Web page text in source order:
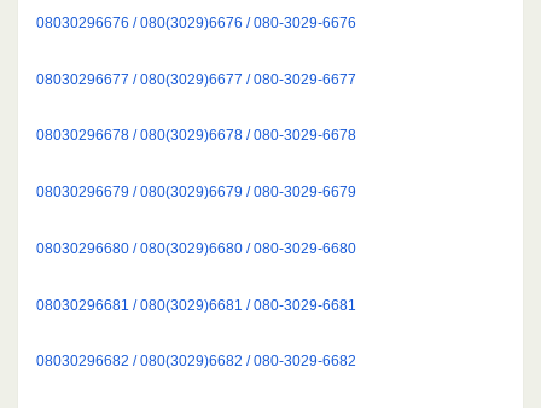
08030296676 / 080(3029)6676 / 080-3029-6676
08030296677 / 080(3029)6677 / 080-3029-6677
08030296678 / 080(3029)6678 / 080-3029-6678
08030296679 / 080(3029)6679 / 080-3029-6679
08030296680 / 080(3029)6680 / 080-3029-6680
08030296681 / 080(3029)6681 / 080-3029-6681
08030296682 / 080(3029)6682 / 080-3029-6682